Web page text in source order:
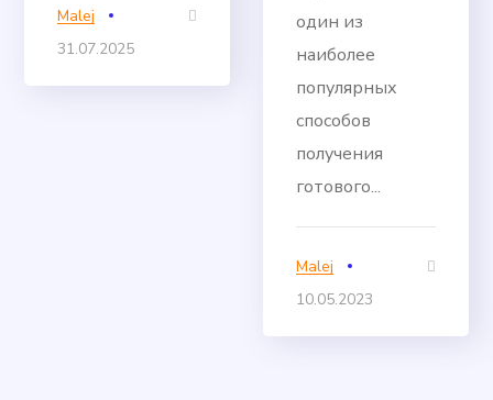
Malej
31.07.2025
один из
наиболее
популярных
способов
получения
готового...
Malej
10.05.2023